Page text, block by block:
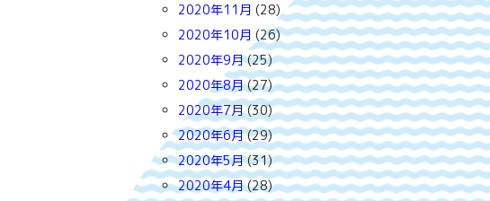
2020年11月 (28)
2020年10月 (26)
2020年9月(25)
2020年8月(27)
2020年7月(30)
2020年6月(29)
2020年5月(31)
2020年4月(28)